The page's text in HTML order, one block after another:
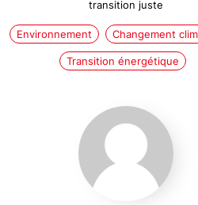
transition juste
Environnement Changement
Transition énergétique
Lucie
Becdelièvre